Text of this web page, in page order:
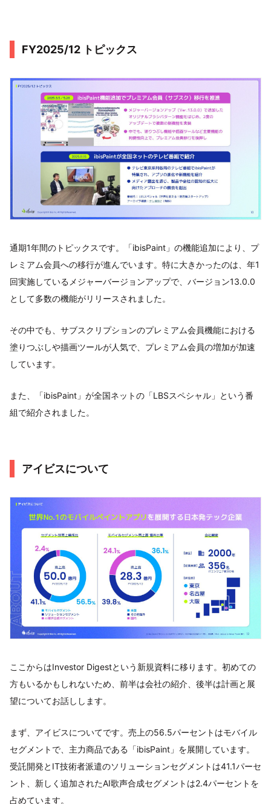
FY2025/12 トピックス
通期1年間のトピックスです。「ibisPaint」の機能追加により、プ
レミアム会員への移行が進んでいます。特に大きかったのは、年1
回実施しているメジャーバージョンアップで、バージョン13.0.0
として多数の機能がリリースされました。
その中でも、サブスクリプションのプレミアム会員機能における
塗りつぶしや描画ツールが人気で、プレミアム会員の増加が加速
しています。
また、「ibisPaint」が全国ネットの「LBSスペシャル」という番
組で紹介されました。
アイビスについて
ここからはInvestor Digestという新規資料に移ります。初めての
方もいるかもしれないため、前半は会社の紹介、後半は計画と展
望についてお話しします。
まず、アイビスについてです。売上の56.5パーセントはモバイル
セグメントで、主力商品である「ibisPaint」を展開しています。
受託開発とIT技術者派遣のソリューションセグメントは41.1パーセ
ント、新しく追加されたAI歌声合成セグメントは2.4パーセントを
占めています。